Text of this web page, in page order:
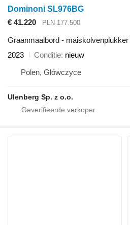
Dominoni SL976BG
€ 41.220
PLN 177.500
Graanmaaibord - maiskolvenplukker
2023
Conditie nieuw
Polen, Główczyce
Ulenberg Sp. z o.o.